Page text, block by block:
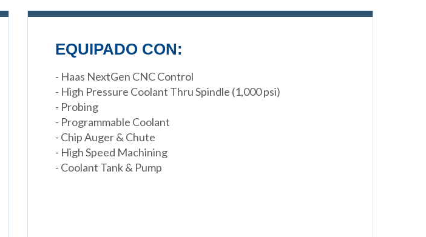
EQUIPADO CON:
- Haas NextGen CNC Control
- High Pressure Coolant Thru Spindle (1,000 psi)
- Probing
- Programmable Coolant
- Chip Auger & Chute
- High Speed Machining
- Coolant Tank & Pump